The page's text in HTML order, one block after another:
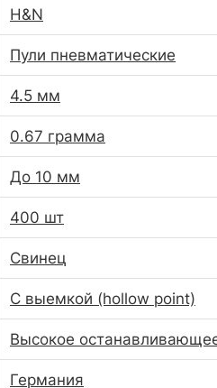
H&N
Пули пневматические
4.5 мм
0.67 грамма
До 10 мм
400 шт
Свинец
С выемкой (hollow point)
Высокое
Германия